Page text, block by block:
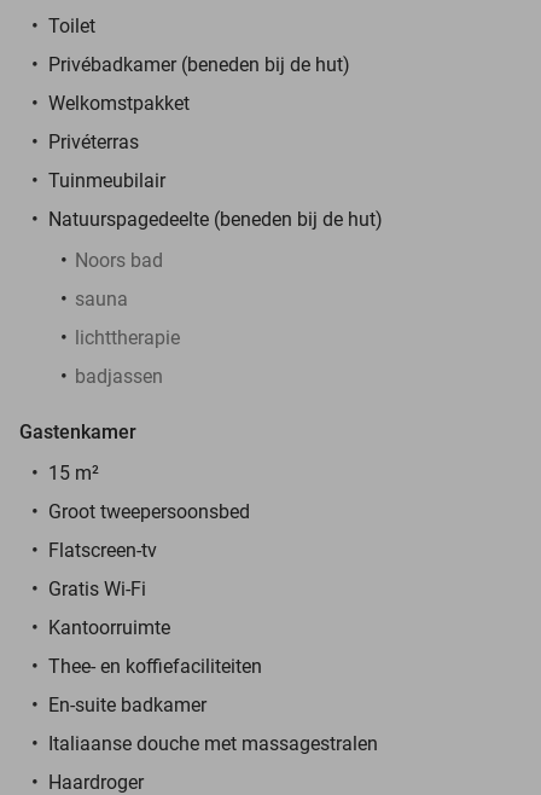
Toilet
Privébadkamer (beneden bij de hut)
Welkomstpakket
Privéterras
Tuinmeubilair
Natuurspagedeelte (beneden bij de hut)
Noors bad
sauna
lichttherapie
badjassen
Gastenkamer
15 m²
Groot tweepersoonsbed
Flatscreen-tv
Gratis Wi-Fi
Kantoorruimte
Thee- en koffiefaciliteiten
En-suite badkamer
Italiaanse douche met massagestralen
Haardroger